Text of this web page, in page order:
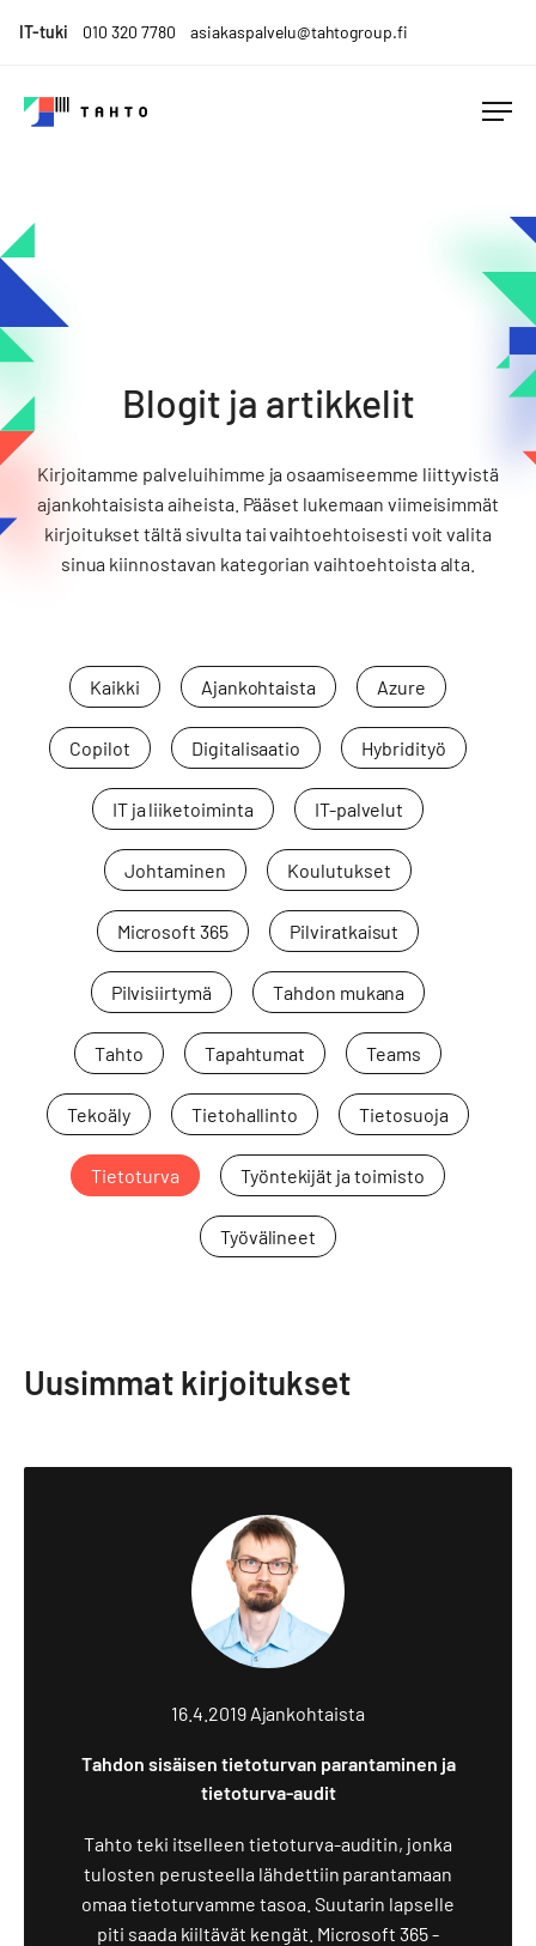
toIT-tuki 010 320 7780 asiakaspalvelu@tahtogroup.fi
Tahto
Tahdo
parempaa.
Blogit ja artikkelit
Kirjoitamme palveluihimme ja osaamiseemme liittyvistä
ajankohtaisista aiheista. Pääset lukemaan viimeisimmät
kirjoitukset tältä sivulta tai vaihtoehtoisesti voit valita
sinua kiinnostavan kategorian vaihtoehtoista alta.
Kaikki Ajankohtaista Azure
Copilot Digitalisaatio Hybridityö
IT ja liiketoiminta IT-palvelut
Johtaminen Koulutukset
Microsoft 365 Pilviratkaisut
Pilvisiirtymä Tahdon mukana
Tahto Tapahtumat Teams
Tekoäly Tietohallinto Tietosuoja
Tietoturva Työntekijät ja toimisto
Työvälineet
Uusimmat kirjoitukset
16.4.2019 Ajankohtaista
Tahdon sisäisen tietoturvan parantaminen ja
tietoturva-audit
Tahto teki itselleen tietoturva-auditin, jonka
tulosten perusteella lähdettiin parantamaan
omaa tietoturvamme tasoa. Suutarin lapselle
piti saada kiiltävät kengät. Microsoft 365 -